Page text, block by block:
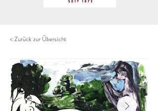
< Zurück zur Übersicht